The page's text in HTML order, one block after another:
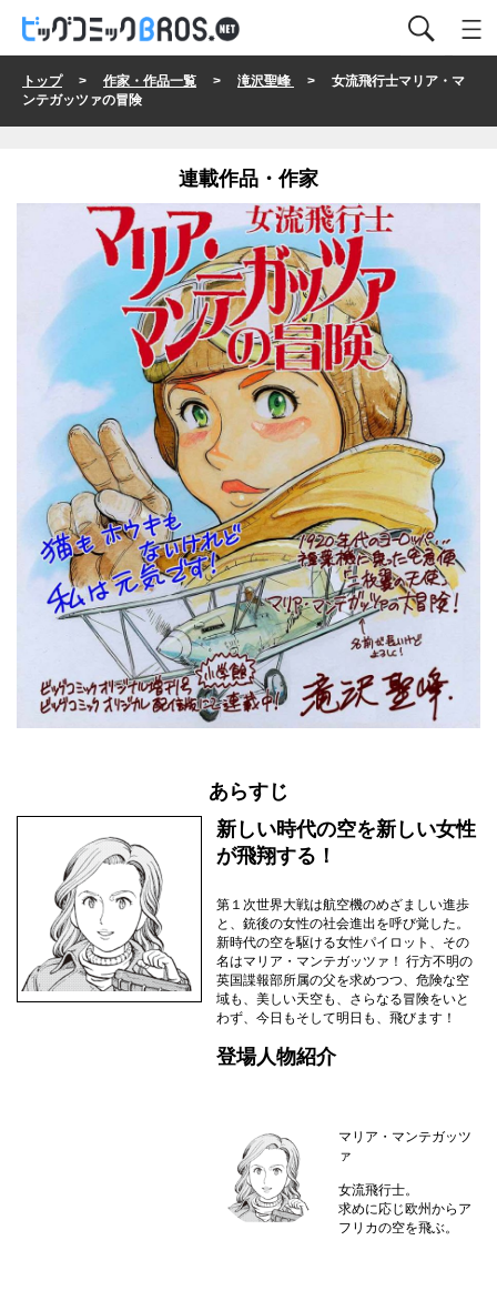
トップ> 作家・作品一覧 > 滝沢聖峰
> 女流飛行士マリア・マ
ンテガッツァの冒険
連載作品・作家
あらすじ
新しい時代の空を新しい女性
が飛翔する！
第１次世界大戦は航空機のめざましい進歩
と、銃後の女性の社会進出を呼び覚した。
新時代の空を駆ける女性パイロット、その
名はマリア・マンテガッツァ！ 行方不明の
英国諜報部所属の父を求めつつ、危険な空
域も、美しい天空も、さらなる冒険をいと
わず、今日もそして明日も、飛びます！
登場人物紹介
マリア・マンテガッツ
ァ
女流飛行士。
求めに応じ欧州からア
フリカの空を飛ぶ。